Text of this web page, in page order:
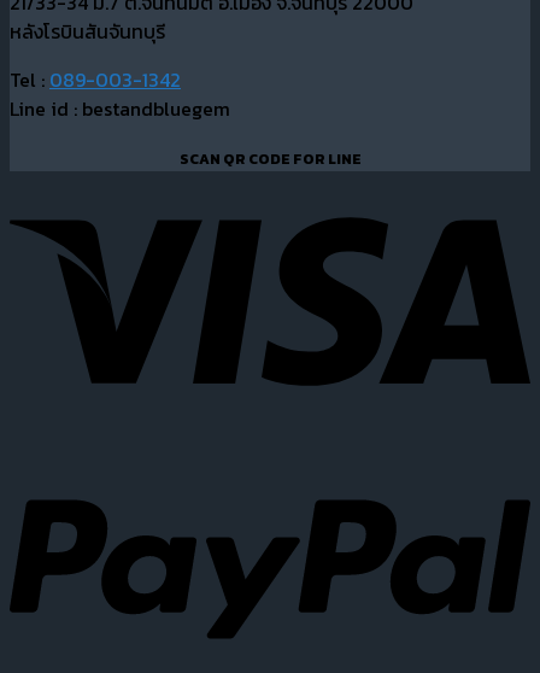
หลังโรบินสันจันทบุรี
Tel : 089-003-1342
Line id : bestandbluegem
SCAN QR CODE FOR LINE